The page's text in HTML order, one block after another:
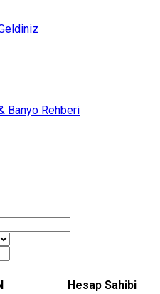
Banyo Rehberi
Hesap Sahibi